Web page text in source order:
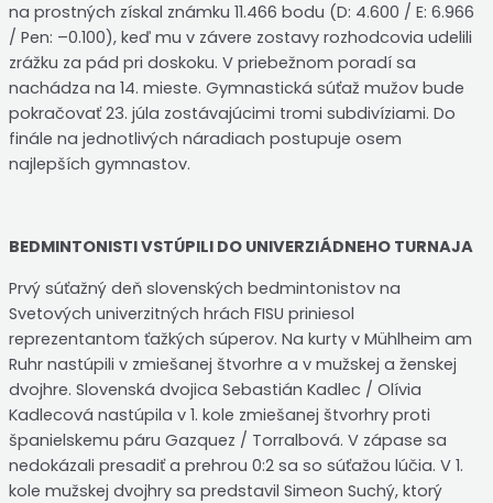
na prostných získal známku 11.466 bodu (D: 4.600 / E: 6.966
/ Pen: –0.100), keď mu v závere zostavy rozhodcovia udelili
zrážku za pád pri doskoku. V priebežnom poradí sa
nachádza na 14. mieste. Gymnastická súťaž mužov bude
pokračovať 23. júla zostávajúcimi tromi subdivíziami. Do
finále na jednotlivých náradiach postupuje osem
najlepších gymnastov.
BEDMINTONISTI VSTÚPILI DO UNIVERZIÁDNEHO TURNAJA
Prvý súťažný deň slovenských bedmintonistov na
Svetových univerzitných hrách FISU priniesol
reprezentantom ťažkých súperov. Na kurty v Mühlheim am
Ruhr nastúpili v zmiešanej štvorhre a v mužskej a ženskej
dvojhre. Slovenská dvojica Sebastián Kadlec / Olívia
Kadlecová nastúpila v 1. kole zmiešanej štvorhry proti
španielskemu páru Gazquez / Torralbová. V zápase sa
nedokázali presadiť a prehrou 0:2 sa so súťažou lúčia. V 1.
kole mužskej dvojhry sa predstavil Simeon Suchý, ktorý